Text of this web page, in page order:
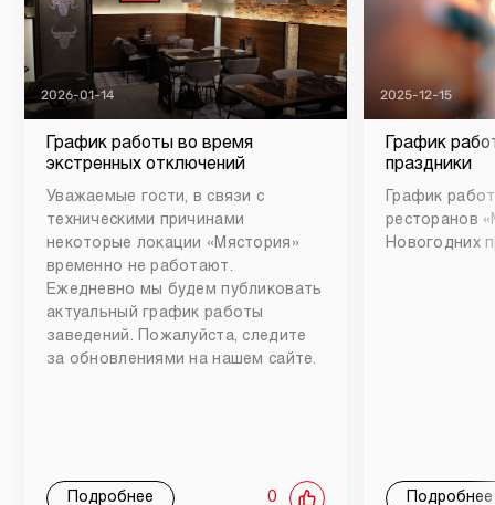
2026-01-14
График работы во время
экстренных отключений
Уважаемые гости, в связи с
техническими причинами
некоторые локации «Мястория»
временно не работают.
Ежедневно мы будем публиковать
актуальный график работы
заведений. Пожалуйста, следите
за обновлениями на нашем сайте.
Подробнее 0
2025-12-15
График
праздники
График
ресторанов
Новогодних
Подробнее